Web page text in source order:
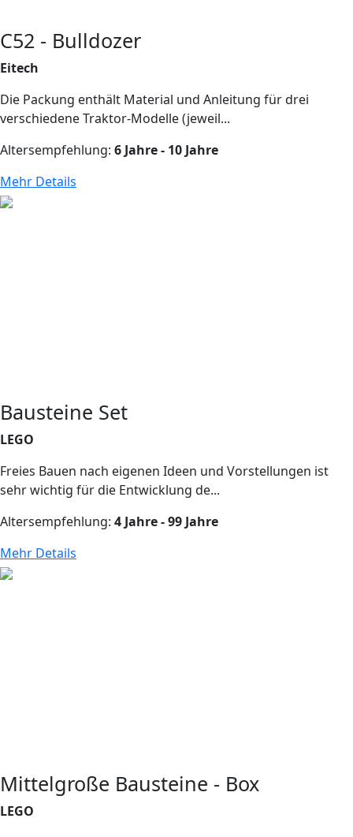
C52 - Bulldozer
Eitech
Die Packung enthält Material und Anleitung für drei
verschiedene Traktor-Modelle (jeweil...
Altersempfehlung: 6 Jahre - 10 Jahre
Mehr Details
Bausteine Set
LEGO
Freies Bauen nach eigenen Ideen und Vorstellungen ist
sehr wichtig für die Entwicklung de...
Altersempfehlung: 4 Jahre - 99 Jahre
Mehr Details
Mittelgroße Bausteine - Box
LEGO